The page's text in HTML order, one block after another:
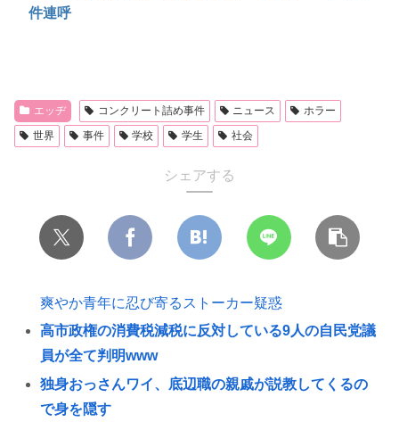
件連呼
エッヂ コンクリート詰め事件 ニュース
ホラー
世界
事件 学校 学生 社会
シェアする
爽やか青年に忍び寄るストーカー疑惑
高市政権の消費税減税に反対している9人の自民党議
員が全て判明www
独身おっさんワイ、底辺職の親戚が説教してくるの
で身を隠す